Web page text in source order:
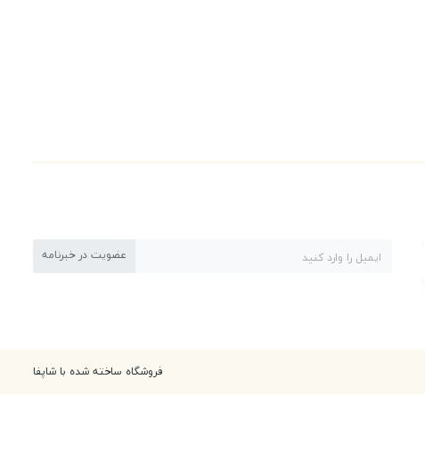
عضویت در خبرنامه
فروشگاه ساخته شده با شاپفا